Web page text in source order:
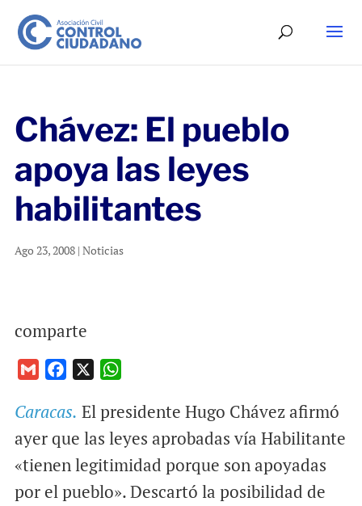
Chávez: El pueblo
apoya las leyes
habilitantes
Ago 23, 2008| Noticias
comparte
a
i
c
e
o
o
a
t
s
A
p
Caracas. El presidente Hugo Chávez afirmó
ayer que las leyes aprobadas vía Habilitante
«tienen legitimidad porque son apoyadas
por el pueblo». Descartó la posibilidad de